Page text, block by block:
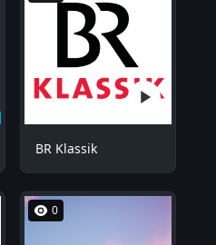
BR Klassik
0